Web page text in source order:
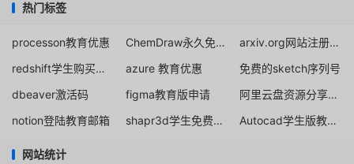
热门标签
processon教育优惠 ChemDraw永久免费下载
arxiv.org网站注册方法
redshift学生购买网站
azure 教育优惠
免费的sketch序列号
dbeaver激活码
figma教育版申请
阿里云盘资源分享网站
notion登陆教育邮箱
shapr3d学生免费新手指导 Autocad学生版教育资格官方申请
网站统计